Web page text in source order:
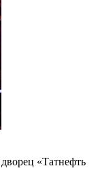
«Татнефть